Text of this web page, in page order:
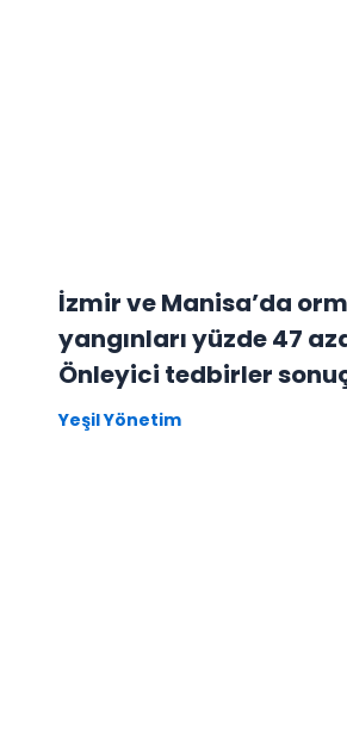
İzmir ve Manisa’da
yangınları yüzde 47
Önleyici tedbirler
Yeşil Yönetim